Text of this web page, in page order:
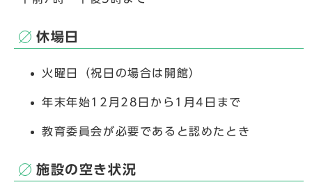
休場日
火曜日（祝日の場合は開館）
年末年始12月28日から1月4日まで
教育委員会が必要であると認めたとき
施設の空き状況